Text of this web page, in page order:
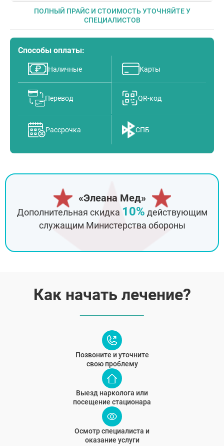
ПОЛНЫЙ ПРАЙС И СТОИМОСТЬ УТОЧНЯЙТЕ У
СПЕЦИАЛИСТОВ
Способы оплаты:
Наличные Карты
Перевод QR-код
Рассрочка СПБ
«Элеана Мед»
Дополнительная скидка 10% действующим
служащим Министерства обороны
Как начать лечение?
Позвоните и уточните
свою проблему
Выезд нарколога или
посещение стационара
Осмотр специалиста и
оказание услуги